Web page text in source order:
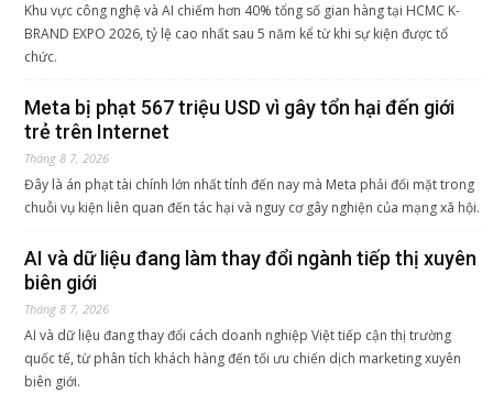
Khu vực công nghệ và AI chiếm hơn 40% tổng số gian hàng tại HCMC K-
BRAND EXPO 2026, tỷ lệ cao nhất sau 5 năm kể từ khi sự kiện được tổ
chức.
Meta bị phạt 567 triệu USD vì gây tổn hại đến giới
trẻ trên Internet
Tháng 8 7, 2026
Đây là án phạt tài chính lớn nhất tính đến nay mà Meta phải đối mặt trong
chuỗi vụ kiện liên quan đến tác hại và nguy cơ gây nghiện của mạng xã hội.
AI và dữ liệu đang làm thay đổi ngành tiếp thị xuyên
biên giới
Tháng 8 7, 2026
AI và dữ liệu đang thay đổi cách doanh nghiệp Việt tiếp cận thị trường
quốc tế, từ phân tích khách hàng đến tối ưu chiến dịch marketing xuyên
biên giới.